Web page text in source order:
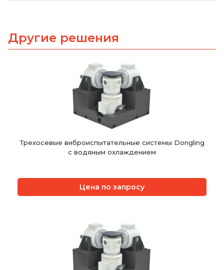
Другие решения
Трехосевые виброиспытательные системы Dongling
с водяным охлаждением
Цена по запросу